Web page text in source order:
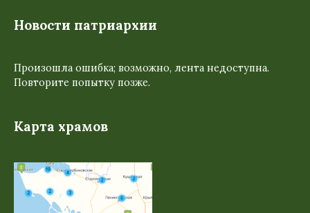
Новости патриархии
Произошла ошибка; возможно, лента недоступна.
Повторите попытку позже.
Карта храмов